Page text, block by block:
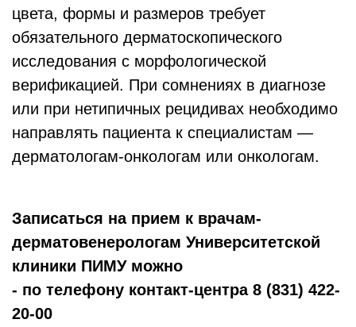
цвета, формы и размеров требует
обязательного дерматоскопического
исследования с морфологической
верификацией. При сомнениях в диагнозе
или при нетипичных рецидивах необходимо
направлять пациента к специалистам —
дерматологам-онкологам или онкологам.
Записаться на прием к врачам-
дерматовенерологам Университетской
клиники ПИМУ можно
- по телефону контакт-центра 8 (831) 422-
20-00